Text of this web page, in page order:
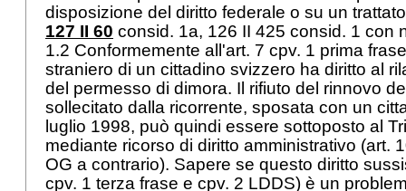
disposizione del diritto federale o su un
127 II 60 consid. 1a, 126 II 425 consid. 1 con
1.2 Conformemente all'art. 7 cpv. 1 prima
straniero di un cittadino svizzero ha diritto al
del permesso di dimora. Il rifiuto del rinnovo
sollecitato dalla ricorrente, sposata con un
luglio 1998, può quindi essere sottoposto al
mediante ricorso di diritto amministrativo (art.
OG a contrario). Sapere se questo diritto
cpv. 1 terza frase e cpv. 2 LDDS) è un